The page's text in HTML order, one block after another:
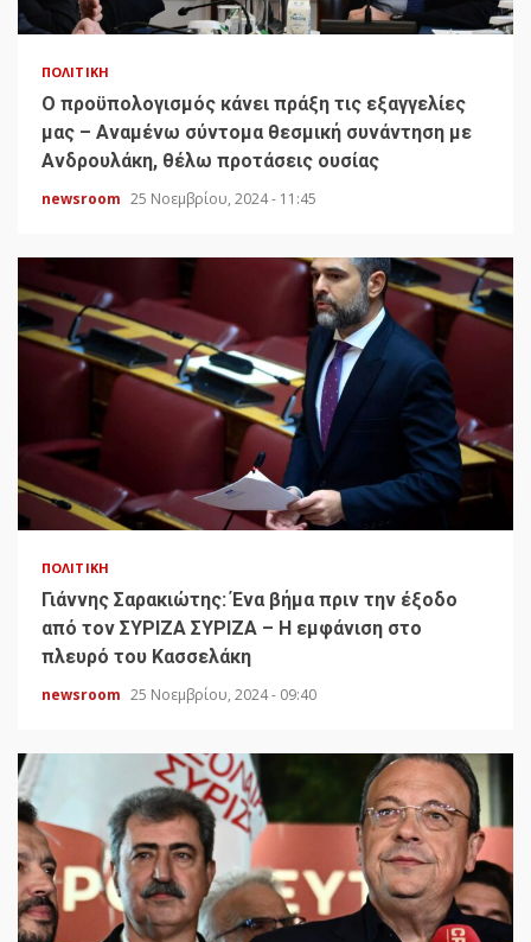
ΠΟΛΙΤΙΚΉ
Ο προϋπολογισμός κάνει πράξη τις εξαγγελίες
μας – Αναμένω σύντομα θεσμική συνάντηση με
Ανδρουλάκη, θέλω προτάσεις ουσίας
newsroom 25 Νοεμβρίου, 2024 - 11:45
ΠΟΛΙΤΙΚΉ
Γιάννης Σαρακιώτης: Ένα βήμα πριν την έξοδο
από τον ΣΥΡΙΖΑ ΣΥΡΙΖΑ – Η εμφάνιση στο
πλευρό του Κασσελάκη
newsroom 25 Νοεμβρίου, 2024 - 09:40